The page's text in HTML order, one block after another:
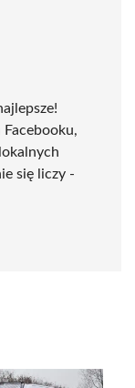
Facebooku,
się liczy -